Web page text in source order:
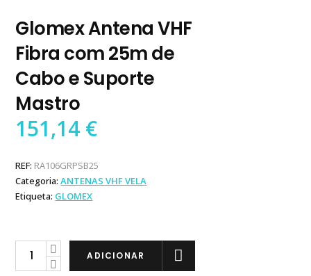
Glomex Antena VHF
Fibra com 25m de
Cabo e Suporte
Mastro
151,14 €
REF: RA106GRPSB25
Categoria:ANTENAS VHF VELA
Etiqueta: GLOMEX
Glomex
ADICIONAR